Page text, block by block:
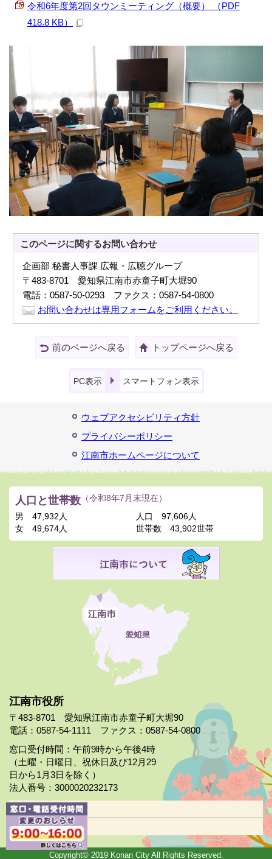
令和6年度第2回タウンミーティング（概要） （PDF
418.8 KB）
このページに関するお問い合わせ
企画部 秘書人事課 広報・広聴グループ
〒483-8701 愛知県江南市赤童子町大堀90
電話：0587-50-0293 ファクス：0587-54-0800
お問い合わせは専用フォームをご利用ください。
前のページへ戻る トップページへ戻る
PC表示 スマートフォン表示
ウェブアクセシビリティ方針
プライバシーポリシー
江南市ホームページについて
江南市役所
〒483-8701 愛知県江南市赤童子町大堀90
電話：0587-54-1111 ファクス：0587-54-0800
窓口受付時間：午前9時から午後4時
（土曜・日曜日、祝休日及び12月29
日から1月3日を除く）
法人番号：3000020232173
市役所案内
日曜市役所
人口と世帯数 （令和8年7月末現在）
男
47,932人
女
49,674人
人口
97,606人
世帯数
43,902世帯
Copyright© 2019 Konan City All Rights Reserved.